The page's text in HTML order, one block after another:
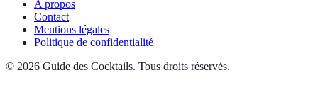
A propos
Contact
Mentions légales
Politique de confidentialité
© 2026 Guide des Cocktails. Tous droits réservés.